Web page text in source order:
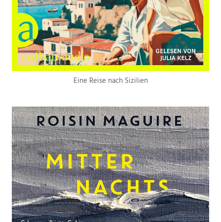
Eine Reise nach Sizilien